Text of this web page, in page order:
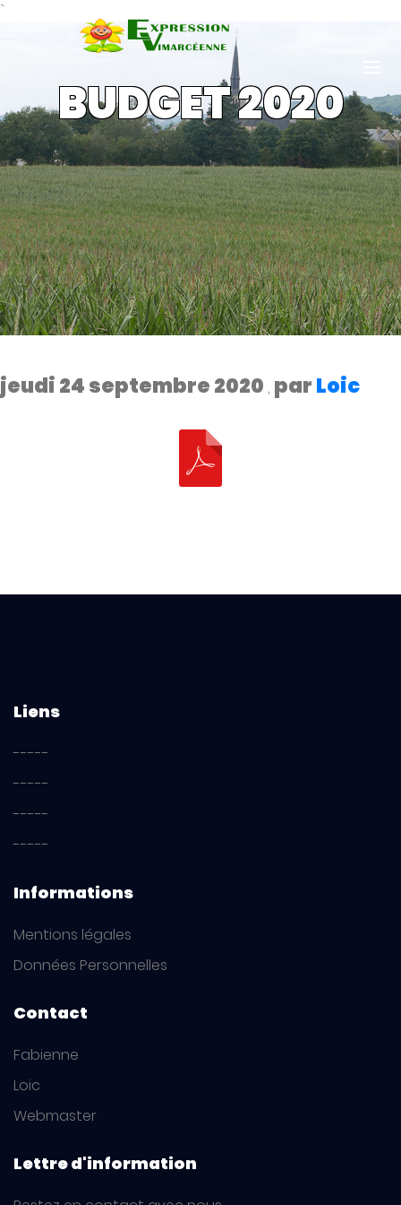
`
BUDGET 2020
jeudi 24 septembre 2020 , parLoic
Liens
-----
-----
-----
-----
Informations
Mentions légales
Données Personnelles
Contact
Fabienne
Loic
Webmaster
Lettre d'information